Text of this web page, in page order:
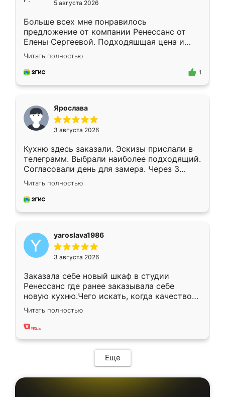
5 августа 2026
Больше всех мне понравилось
предложение от компании Ренессанс от
Елены Сергеевой. Подходяшщая цена и
короткие сроки изготовления. Приехавший
для замера сотрудник Владислав
предложил по моему эскизу самый
Читать полностью
1
Ярослава
3 августа 2026
Кухню здесь заказали. Эскизы прислали в
телеграмм. Выбрали наиболее подходящий.
Согласовали день для замера. Через 3
недели кухня была уже готова. Остались
довольны работой. Спасибо Ренессанс
мебель за качественную работу!
Читать полностью
yaroslava1986
3 августа 2026
Заказала себе новый шкаф в студии
Ренессанс где ранее заказывала себе
новую кухню.Чего искать, когда качеством
вполне довольна. Служит кухня уже почти
два года, нареканий нет.
Читать полностью
Еще